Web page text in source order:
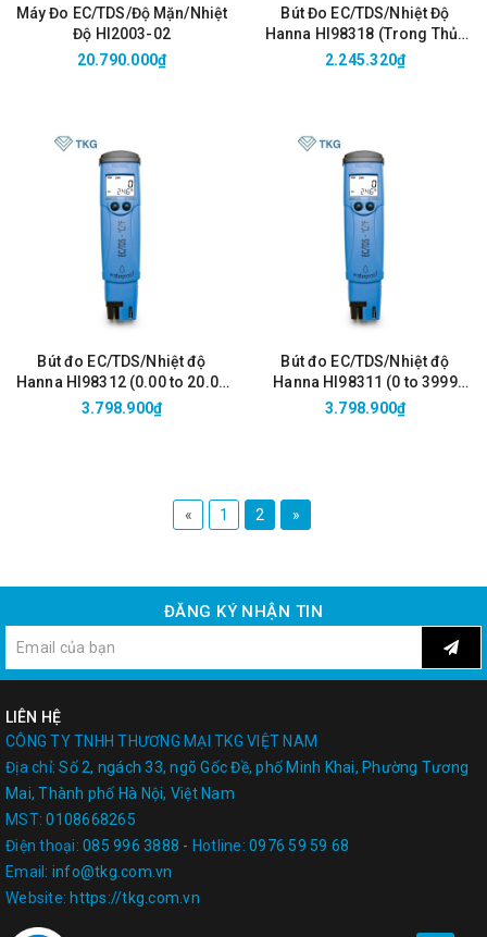
Máy Đo EC/TDS/Độ Mặn/Nhiệt
Độ HI2003-02
20.790.000₫
Bút Đo EC/TDS/Nhiệt Độ
Hanna HI98318 (Trong Thủy
Canh)
2.245.320₫
Bút đo EC/TDS/Nhiệt độ
Hanna HI98312 (0.00 to 20.00
mS/cm, 0.00 to 10.00 ppt)
3.798.900₫
Bút đo EC/TDS/Nhiệt độ
Hanna HI98311 (0 to 3999
µS/cm, 0 to 2000 ppm)
3.798.900₫
« 1 2 »
ĐĂNG KÝ NHẬN TIN
LIÊN HỆ
CÔNG TY TNHH THƯƠNG MẠI TKG VIỆT NAM
Địa chỉ: Số 2, ngách 33, ngõ Gốc Đề, phố Minh Khai, Phường Tương
Mai, Thành phố Hà Nội, Việt Nam
MST: 0108668265
Điện thoại: 085 996 3888 - Hotline: 0976 59 59 68
Email: info@tkg.com.vn
Website: https://tkg.com.vn